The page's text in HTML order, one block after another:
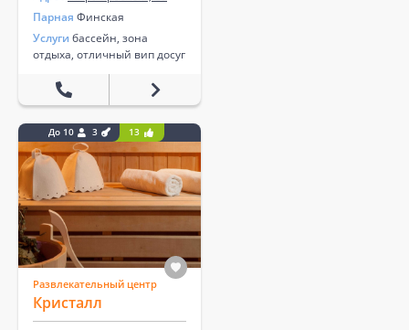
Парная Финская
Услуги бассейн, зона
отдыха, отличный вип досуг
До 10 3 13
Развлекательный центр
Кристалл